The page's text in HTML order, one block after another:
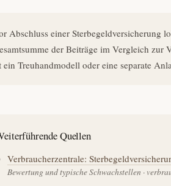
Abschluss einer Sterbegeld­versicherung
der Beiträge im Vergleich
ein Treuhand­modell oder eine separate
Quellen
Verbraucherzentrale:
Bewertung und typische Schwachstellen ·